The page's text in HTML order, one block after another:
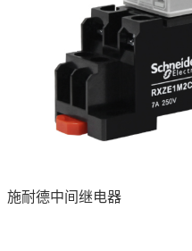
施耐德中间继电器